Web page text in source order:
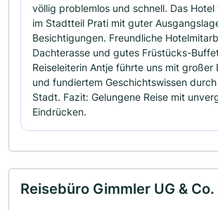
völlig problemlos und schnell. Das
im Stadtteil Prati mit guter
Besichtigungen. Freundliche
Dachterasse und gutes Früstücks-
Reiseleiterin Antje führte uns mit großer
und fundiertem Geschichtswissen
Stadt. Fazit: Gelungene Reise mit
Eindrücken.
Reisebüro Gimmler UG & Co.